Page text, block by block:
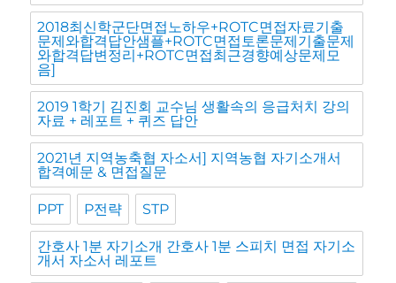
2018최신학군단면접노하우+ROTC면접자료기출
문제와합격답안샘플+ROTC면접토론문제기출문제
와합격답변정리+ROTC면접최근경향예상문제모
음]
2019 1학기 김진회 교수님 생활속의 응급처치 강의
자료 + 레포트 + 퀴즈 답안
2021년 지역농축협 자소서] 지역농협 자기소개서
합격예문 & 면접질문
PPT P전략 STP
간호사 1분 자기소개 간호사 1분 스피치 면접 자기소
개서 자소서 레포트